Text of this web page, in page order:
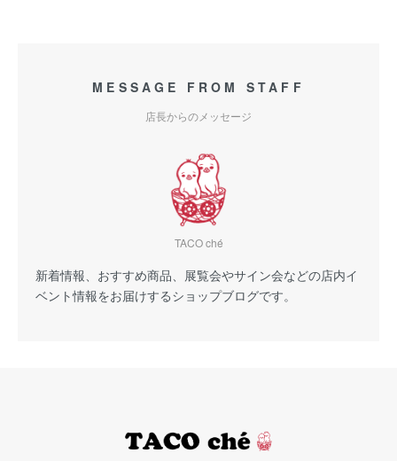
MESSAGE FROM STAFF
店長からのメッセージ
TACO ché
新着情報、おすすめ商品、展覧会やサイン会などの店内イ
ベント情報をお届けするショップブログです。